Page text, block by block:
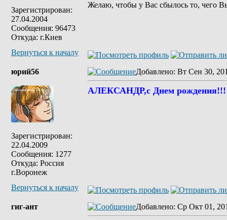
Зарегистрирован:
27.04.2004
Сообщения: 96473
Откуда: г.Киев
Желаю, чтобы у Вас сбылось то, чего
Вернуться к началу
юрий56
Зарегистрирован:
22.04.2009
Сообщения: 1277
Откуда: Россия
г.Воронеж
Добавлено: Вт Сен 30,
АЛЕКСАНДР,с Днем рождения!!!
Вернуться к началу
гиг-ант Добавлено: Ср Окт 01,